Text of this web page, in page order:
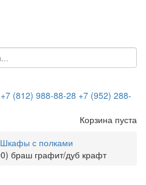
+7 (812) 988-88-28 +7 (952) 288-
Корзина пуста
Шкафы с полками
браш графит/дуб крафт